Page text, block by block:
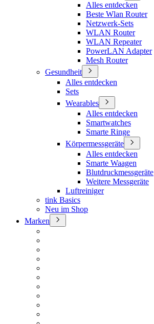
Alles entdecken
Beste Wlan Router
Netzwerk-Sets
WLAN Router
WLAN Repeater
PowerLAN Adapter
Mesh Router
Gesundheit
Alles entdecken
Sets
Wearables
Alles entdecken
Smartwatches
Smarte Ringe
Körpermessgeräte
Alles entdecken
Smarte Waagen
Blutdruckmessgeräte
Weitere Messgeräte
Luftreiniger
tink Basics
Neu im Shop
Marken